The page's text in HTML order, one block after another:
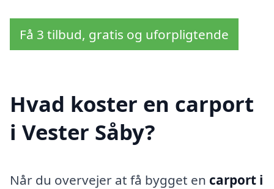
Få 3 tilbud, gratis og uforpligtende
Hvad koster en carport
i Vester Såby?
Når du overvejer at få bygget en carport i